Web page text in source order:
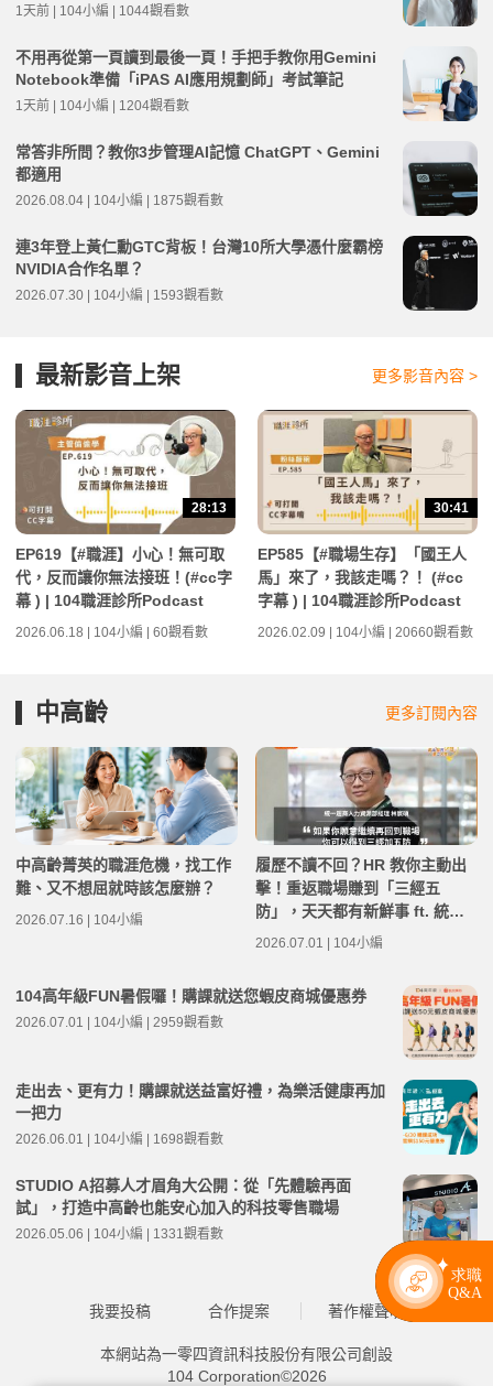
1天前 | 104小編 | 1044觀看數
不用再從第一頁讀到最後一頁！手把手教你用Gemini
Notebook準備「iPAS AI應用規劃師」考試筆記
1天前 | 104小編 | 1204觀看數
常答非所問？教你3步管理AI記憶 ChatGPT、Gemini
都適用
2026.08.04 | 104小編 | 1875觀看數
連3年登上黃仁勳GTC背板！台灣10所大學憑什麼霸榜
NVIDIA合作名單？
2026.07.30 | 104小編 | 1593觀看數
最新影音上架 更多影音內容 >
28:13
EP619【#職涯】小心！無可取
代，反而讓你無法接班！(#cc字
幕 ) | 104職涯診所Podcast
2026.06.18 | 104小編 | 60觀看數
30:41
EP585【#職場生存】「國王人
馬」來了，我該走嗎？！ (#cc
字幕 ) | 104職涯診所Podcast
2026.02.09 | 104小編 | 20660觀看數
中高齡 更多訂閱內容
中高齡菁英的職涯危機，找工作
難、又不想屈就時該怎麼辦？
2026.07.16 | 104小編
履歷不讀不回？HR 教你主動出
擊！重返職場賺到「三經五
防」，天天都有新鮮事 ft. 統一
超商人力資源部經理 林宸碩 | 高
2026.07.01 | 104小編
104高年級FUN暑假囉！購課就送您蝦皮商城優惠券
2026.07.01 | 104小編 | 2959觀看數
走出去、更有力！購課就送益富好禮，為樂活健康再加
一把力
2026.06.01 | 104小編 | 1698觀看數
STUDIO A招募人才眉角大公開：從「先體驗再面
試」，打造中高齡也能安心加入的科技零售職場
2026.05.06 | 104小編 | 1331觀看數
我要投稿 合作提案 著作權聲明
本網站為一零四資訊科技股份有限公司創設
104 Corporation©2026